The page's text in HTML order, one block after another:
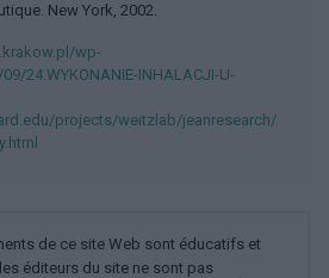
New York, 2002.
wp-
24.WYKONANIE-INHALACJI-U-
projects/weitzlab/jeanresearch/
de ce site Web sont éducatifs et
éditeurs du site ne sont pas